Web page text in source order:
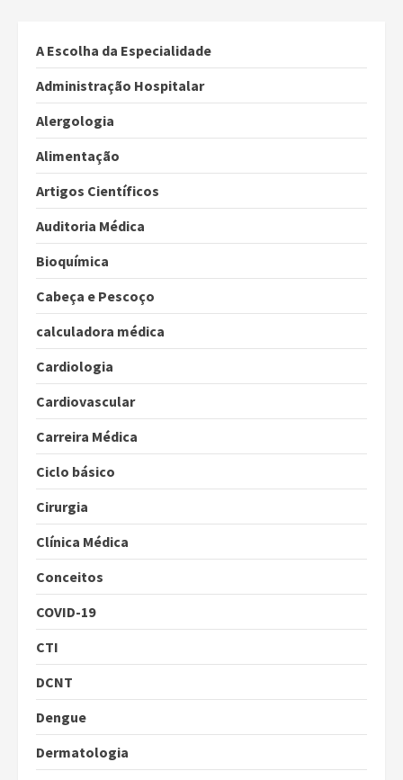
A Escolha da Especialidade
Administração Hospitalar
Alergologia
Alimentação
Artigos Científicos
Auditoria Médica
Bioquímica
Cabeça e Pescoço
calculadora médica
Cardiologia
Cardiovascular
Carreira Médica
Ciclo básico
Cirurgia
Clínica Médica
Conceitos
COVID-19
CTI
DCNT
Dengue
Dermatologia